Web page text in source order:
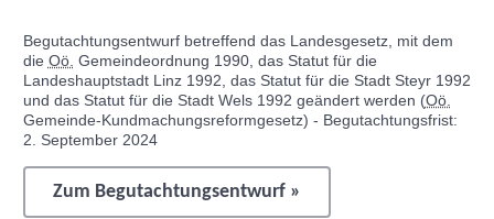
Begutachtungsentwurf betreffend das Landesgesetz, mit dem
die Oö. Gemeindeordnung 1990, das Statut für die
Landeshauptstadt Linz 1992, das Statut für die Stadt Steyr 1992
und das Statut für die Stadt Wels 1992 geändert werden (Oö.
Gemeinde-Kundmachungsreformgesetz) - Begutachtungsfrist:
2. September 2024
Zum Begutachtungsentwurf »